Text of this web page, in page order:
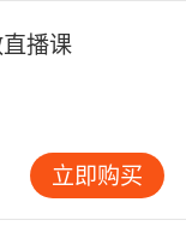
播课
立即购买